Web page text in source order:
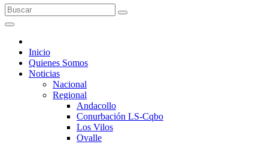
Inicio
Quienes Somos
Noticias
Nacional
Regional
Andacollo
Conurbación LS-Cqbo
Los Vilos
Ovalle